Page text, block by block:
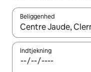
Beliggenhed
Når resultaterne er
Indtjekning